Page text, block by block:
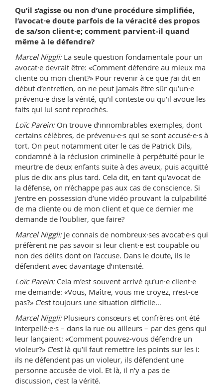
Qu’il s’agisse ou non d’une procédure simplifiée,
l’avocat·e doute parfois de la véracité des propos
de sa/son client·e; comment parvient-il quand
même à le défendre?
Marcel Niggli:La seule question fondamentale pour un
avocat·e devrait être: «Comment défendre au mieux ma
cliente ou mon client?» Pour revenir à ce que j’ai dit en
début d’entretien, on ne peut jamais être sûr qu’un·e
prévenu·e dise la vérité, qu’il conteste ou qu’il avoue les
faits qui lui sont reprochés.
Loïc Parein:On trouve d’innombrables exemples, dont
certains célèbres, de prévenu·e·s qui se sont accusé·e·s à
tort. On peut notamment citer le cas de Patrick Dils,
condamné à la réclusion criminelle à perpétuité pour le
meurtre de deux enfants suite à des aveux, puis acquitté
plus de dix ans plus tard. Cela dit, en tant qu’avocat de
la défense, on n’échappe pas aux cas de conscience. Si
j’entre en possession d’une vidéo prouvant la culpabilité
de ma cliente ou de mon client et que ce dernier me
demande de l’oublier, que faire?
Marcel Niggli:Je connais de nombreux·ses avocat·e·s qui
préfèrent ne pas savoir si leur client·e est coupable ou
non des délits dont on l’accuse. Dans le doute, ils le
défendent avec davantage d’intensité.
Loïc Parein: Cela m’est souvent arrivé qu’un·e client·e
me demande: «Vous, Maître, vous me croyez, n’est-ce
pas?» C’est toujours une situation difficile…
Marcel Niggli: Plusieurs consœurs et confrères ont été
interpellé·e·s – dans la rue ou ailleurs – par des gens qui
leur lançaient: «Comment pouvez-vous défendre un
violeur?» C’est là qu’il faut remettre les points sur les i:
ils ne défendent pas un violeur, ils défendent une
personne accusée de viol. Et là, il n’y a pas de
discussion, c’est la vérité.